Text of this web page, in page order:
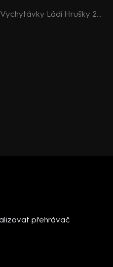
Vychytávky Ládi Hrušky 2019 (4): Rýmovník na rýmu
přehrávač